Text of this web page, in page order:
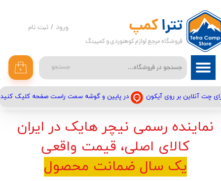
جستجو ۰
ورود / ثبت نام
حساب کاربری من
تغییر گذر واژه
سفارشات
خروج از حساب کاربری
چت آنلاین بر روی آیکون در پایین و گوشه سمت راست صفحه کلیک کنید
تتراکمپ
فروشگاه مرجع لوازم کوهنوردی و کمپینگ
نماینده رسمی نیچر هایک در ایران
کالای اصلی، قیمت واقعی
یک سال ضمانت محصول